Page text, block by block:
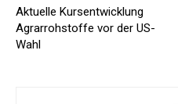
Aktuelle Kursentwicklung
Agrarrohstoffe vor der US-
Wahl